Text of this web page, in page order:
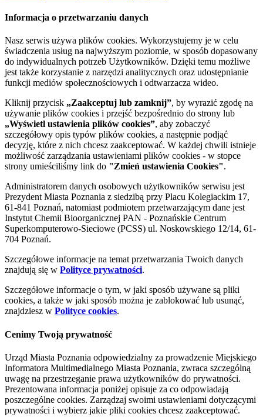
Informacja o przetwarzaniu danych
Nasz serwis używa plików cookies. Wykorzystujemy je w celu
świadczenia usług na najwyższym poziomie, w sposób dopasowany
do indywidualnych potrzeb Użytkowników. Dzięki temu możliwe
jest także korzystanie z narzędzi analitycznych oraz udostępnianie
funkcji mediów społecznościowych i odtwarzacza wideo.
Kliknij przycisk „Zaakceptuj lub zamknij”, by wyrazić zgodę na
używanie plików cookies i przejść bezpośrednio do strony lub
„Wyświetl ustawienia plików cookies”, aby zobaczyć
szczegółowy opis typów plików cookies, a następnie podjąć
decyzję, które z nich chcesz zaakceptować. W każdej chwili istnieje
możliwość zarządzania ustawieniami plików cookies - w stopce
strony umieściliśmy link do "Zmień ustawienia Cookies".
Administratorem danych osobowych użytkowników serwisu jest
Prezydent Miasta Poznania z siedzibą przy Placu Kolegiackim 17,
61-841 Poznań, natomiast podmiotem przetwarzającym dane jest
Instytut Chemii Bioorganicznej PAN - Poznańskie Centrum
Superkomputerowo-Sieciowe (PCSS) ul. Noskowskiego 12/14, 61-
704 Poznań.
Szczegółowe informacje na temat przetwarzania Twoich danych
znajdują się w Polityce prywatności.
Szczegółowe informacje o tym, w jaki sposób używane są pliki
cookies, a także w jaki sposób można je zablokować lub usunąć,
znajdziesz w Polityce cookies.
Cenimy Twoją prywatność
Urząd Miasta Poznania odpowiedzialny za prowadzenie Miejskiego
Informatora Multimedialnego Miasta Poznania, zwraca szczególną
uwagę na przestrzeganie prawa użytkowników do prywatności.
Prezentowana informacja poniżej opisuje za co odpowiadają
poszczególne cookies. Zarządzaj swoimi ustawieniami dotyczącymi
prywatności i wybierz jakie pliki cookies chcesz zaakceptować.